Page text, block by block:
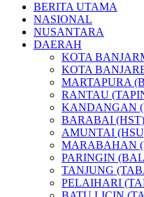
BERITA UTAMA
NASIONAL
NUSANTARA
DAERAH
KOTA
KOTA
MARTAPURA
RANTAU
KANDANGAN
BARABAI (HST)
AMUNTAI
MARABAHAN
PARINGIN
TANJUNG
PELAIHARI